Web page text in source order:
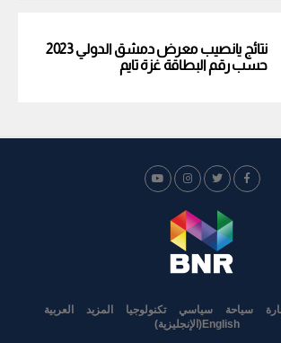
نتائج يانصيب معرض دمشق الدولي 2023
حسب رقم البطاقة غزة تايم
سياحة سياسي تكنولوجيا المزيد
العربية
English
( الإنجليزية)